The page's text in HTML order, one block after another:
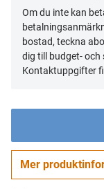
Om du inte kan
bostad, teckna
dig till budget- och
Kontaktuppgifter
Mer